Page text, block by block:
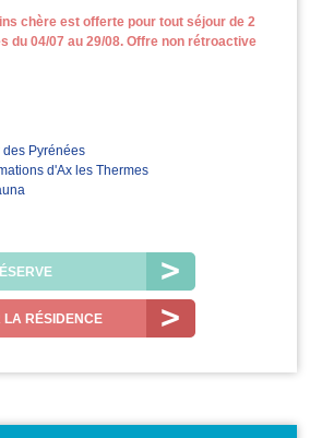
chère est offerte pour tout séjour de 2
du 04/07 au 29/08. Offre non rétroactive
Pyrénées
d'Ax les Thermes
LA RÉSIDENCE